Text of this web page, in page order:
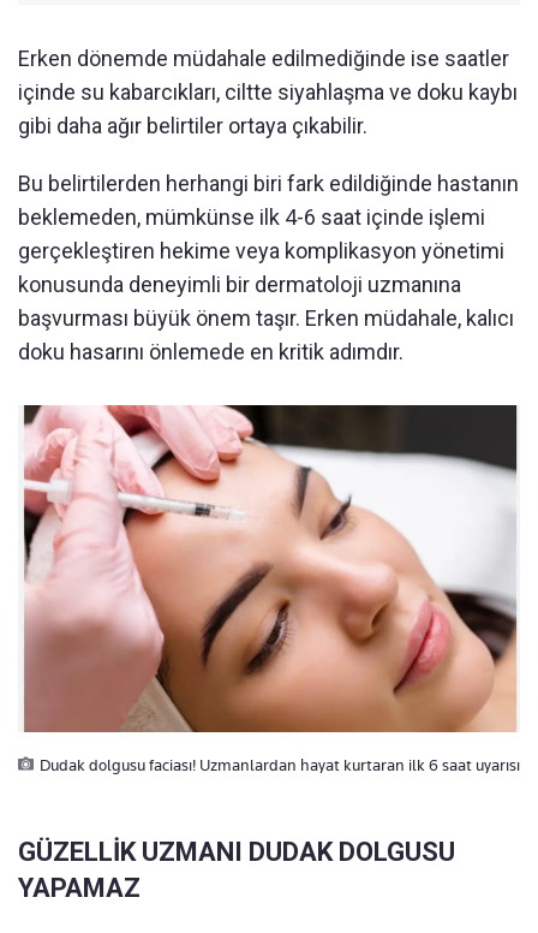
Erken dönemde müdahale edilmediğinde ise saatler
içinde su kabarcıkları, ciltte siyahlaşma ve doku kaybı
gibi daha ağır belirtiler ortaya çıkabilir.
Bu belirtilerden herhangi biri fark edildiğinde hastanın
beklemeden, mümkünse ilk 4-6 saat içinde işlemi
gerçekleştiren hekime veya komplikasyon yönetimi
konusunda deneyimli bir dermatoloji uzmanına
başvurması büyük önem taşır. Erken müdahale, kalıcı
doku hasarını önlemede en kritik adımdır.
Dudak dolgusu faciası! Uzmanlardan hayat kurtaran ilk 6 saat uyarısı
GÜZELLİK UZMANI DUDAK DOLGUSU
YAPAMAZ